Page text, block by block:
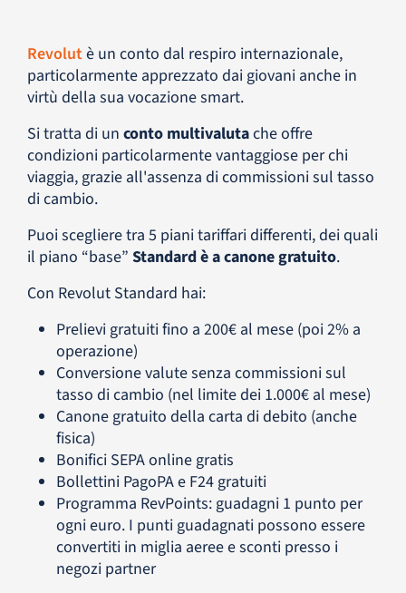
Revolutè un conto dal respiro internazionale,
particolarmente apprezzato dai giovani anche in
virtù della sua vocazione smart.
Si tratta di un conto multivalutache offre
condizioni particolarmente vantaggiose per chi
viaggia, grazie all'assenza di commissioni sul tasso
di cambio.
Puoi scegliere tra 5 piani tariffari differenti, dei quali
il piano “base” Standard è a canone gratuito.
Con Revolut Standard hai:
Prelievi gratuiti fino a 200€ al mese (poi 2% a
operazione)
Conversione valute senza commissioni sul
tasso di cambio (nel limite dei 1.000€ al mese)
Canone gratuito della carta di debito (anche
fisica)
Bonifici SEPA online gratis
Bollettini PagoPA e F24 gratuiti
Programma RevPoints: guadagni 1 punto per
ogni euro. I punti guadagnati possono essere
convertiti in miglia aeree e sconti presso i
negozi partner